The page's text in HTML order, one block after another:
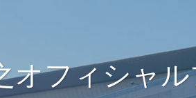
オフィシャ